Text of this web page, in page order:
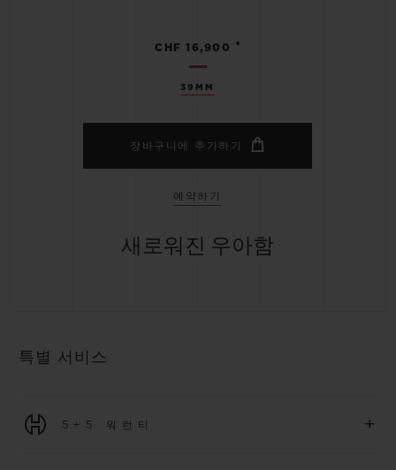
39MM
CHF 16,900 •
장바구니에 추가하기
예약하기
새로워진 우아함
특별 서비스
5+5 워런티 +